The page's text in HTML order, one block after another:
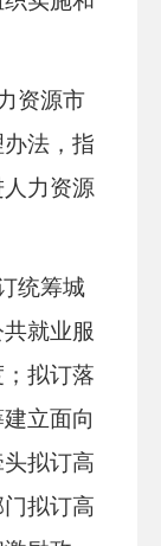
资源市
法，指
力资源
统筹城
就业服
拟订落
立面向
拟订高
拟订高